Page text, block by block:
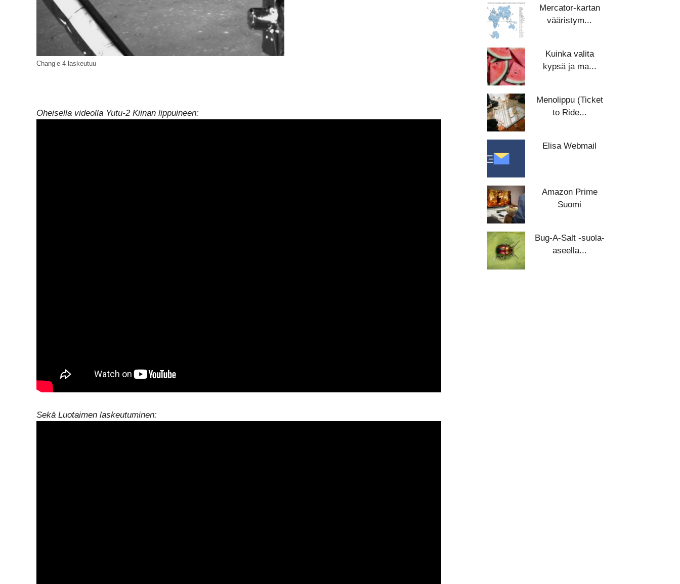
Chang’e 4 laskeutuu
Oheisella videolla Yutu-2 Kiinan lippuineen:
Sekä Luotaimen laskeutuminen:
Mercator-kartan
vääristym...
Kuinka valita
kypsä ja ma...
Menolippu (Ticket
to Ride...
Elisa Webmail
Amazon Prime
Suomi
Bug-A-Salt -suola-
aseella...